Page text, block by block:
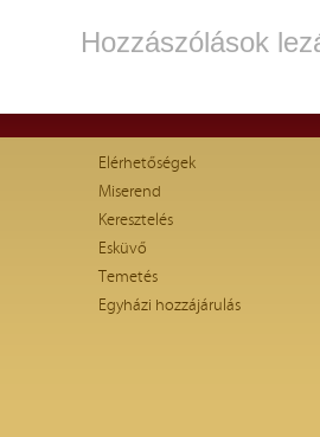
Hozzászólások
Elérhetőségek
Miserend
Keresztelés
Esküvő
Temetés
Egyházi hozzájárulás